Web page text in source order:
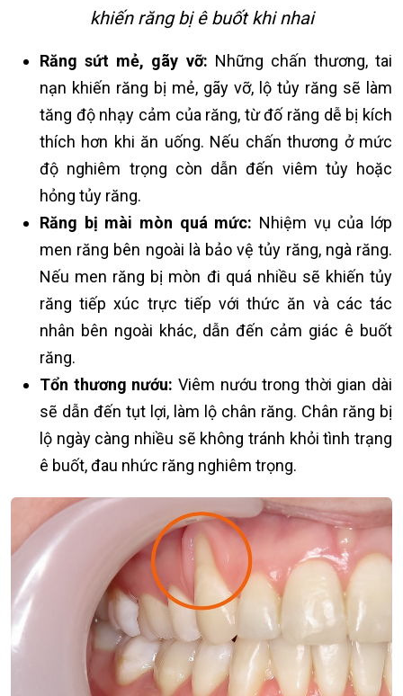
khiến răng bị ê buốt khi nhai
Răng sứt mẻ, gãy vỡ: Những chấn thương, tai
nạn khiến răng bị mẻ, gãy vỡ, lộ tủy răng sẽ làm
tăng độ nhạy cảm của răng, từ đố răng dễ bị kích
thích hơn khi ăn uống. Nếu chấn thương ở mức
độ nghiêm trọng còn dẫn đến viêm tủy hoặc
hỏng tủy răng.
Răng bị mài mòn quá mức: Nhiệm vụ của lớp
men răng bên ngoài là bảo vệ tủy răng, ngà răng.
Nếu men răng bị mòn đi quá nhiều sẽ khiến tủy
răng tiếp xúc trực tiếp với thức ăn và các tác
nhân bên ngoài khác, dẫn đến cảm giác ê buốt
răng.
Tổn thương nướu: Viêm nướu trong thời gian dài
sẽ dẫn đến tụt lợi, làm lộ chân răng. Chân răng bị
lộ ngày càng nhiều sẽ không tránh khỏi tình trạng
ê buốt, đau nhức răng nghiêm trọng.